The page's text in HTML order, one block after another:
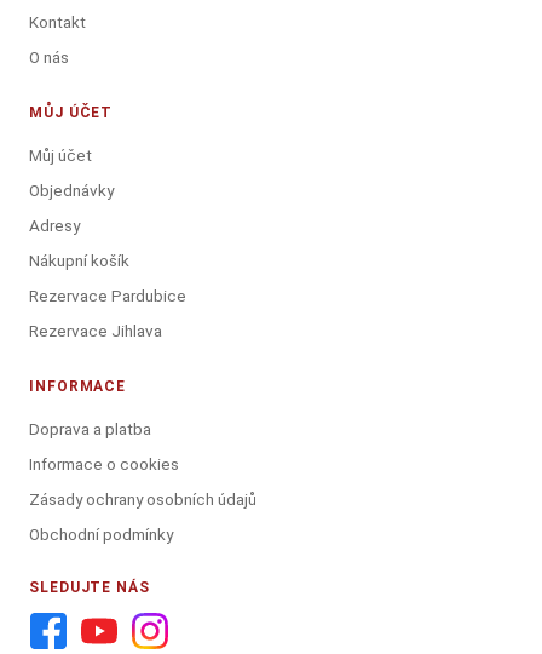
Kontakt
O nás
MŮJ ÚČET
Můj účet
Objednávky
Adresy
Nákupní košík
Rezervace Pardubice
Rezervace Jihlava
INFORMACE
Doprava a platba
Informace o cookies
Zásady ochrany osobních údajů
Obchodní podmínky
SLEDUJTE NÁS